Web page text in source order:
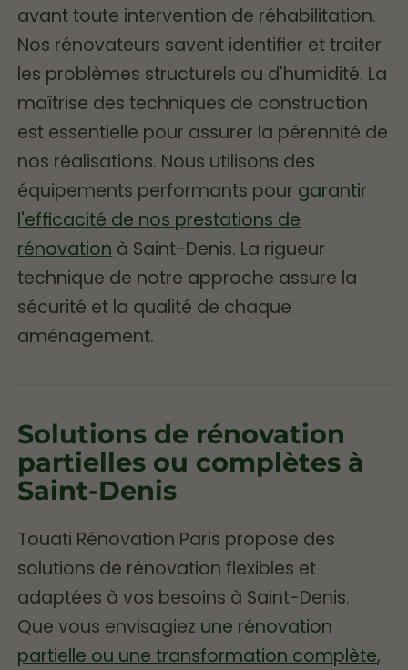
avant toute intervention de réhabilitation.
Nos rénovateurs savent identifier et traiter
les problèmes structurels ou d'humidité. La
maîtrise des techniques de construction
est essentielle pour assurer la pérennité de
nos réalisations. Nous utilisons des
équipements performants pour garantir
l'efficacité de nos prestations de
rénovation à Saint-Denis. La rigueur
technique de notre approche assure la
sécurité et la qualité de chaque
aménagement.
Solutions de rénovation
partielles ou complètes à
Saint-Denis
Touati Rénovation Paris propose des
solutions de rénovation flexibles et
adaptées à vos besoins à Saint-Denis.
Que vous envisagiezune rénovation
partielle ou une transformation complète,